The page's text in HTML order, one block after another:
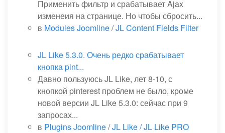
Применить фильтр и срабатывает Ajax
изменеия на странице. Но чтобы сбросить...
в Modules Joomline/JL Content Fields Filter
JL Like 5.3.0. Очень редко срабатывает
кнопка pint...
Давно пользуюсь JL Like, лет 8-10, с
кнопкой pinterest проблем не было, кроме
новой версии JL Like 5.3.0: сейчас при 9
запросах...
в Plugins Joomline/JL Like / JL Like PRO